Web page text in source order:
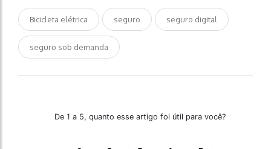
Bicicleta elétrica seguro seguro digital
seguro sob demanda
De 1 a 5, quanto esse artigo foi útil para você?